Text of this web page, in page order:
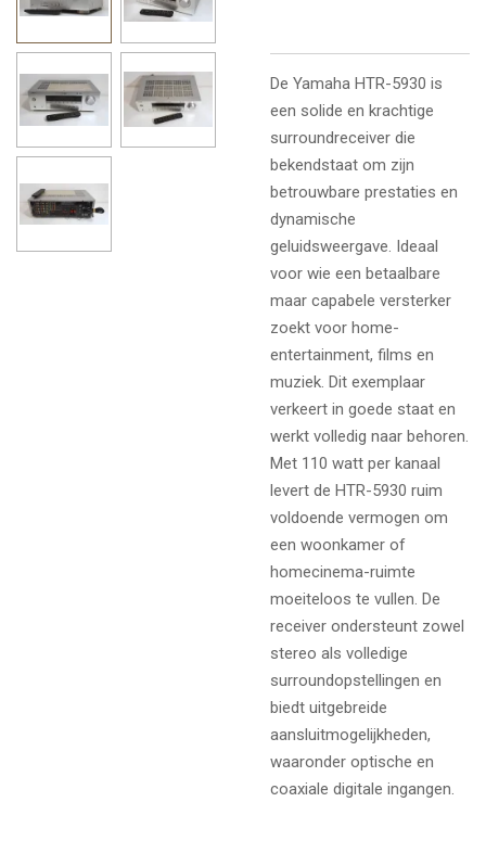
De Yamaha HTR-5930 is
een solide en krachtige
surroundreceiver die
bekendstaat om zijn
betrouwbare prestaties en
dynamische
geluidsweergave. Ideaal
voor wie een betaalbare
maar capabele versterker
zoekt voor home-
entertainment, films en
muziek. Dit exemplaar
verkeert in goede staat en
werkt volledig naar behoren.
Met 110 watt per kanaal
levert de HTR-5930 ruim
voldoende vermogen om
een woonkamer of
homecinema-ruimte
moeiteloos te vullen. De
receiver ondersteunt zowel
stereo als volledige
surroundopstellingen en
biedt uitgebreide
aansluitmogelijkheden,
waaronder optische en
coaxiale digitale ingangen.